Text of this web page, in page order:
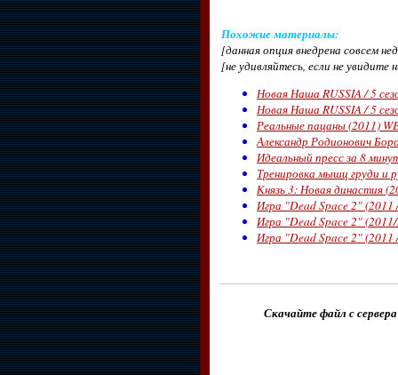
Похожие материалы:
[данная опция внедрена совсем
[не удивляйтесь, если не увидите
Новая Наша RUSSIA / 5
Новая Наша RUSSIA / 5
Реальные пацаны (2011)
Александр Родионович
Идеальный пресс за 8
Тренировка мышц груди и
Князь 3: Новая династия
Игра "Dead Space 2" (2011
Игра "Dead Space 2" (2011/
Игра "Dead Space 2" (2011
Скачайте файл с